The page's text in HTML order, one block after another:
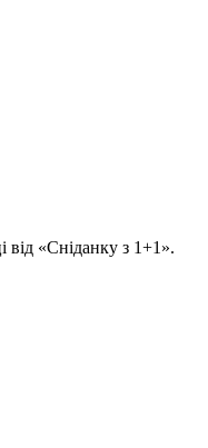
від «Сніданку з 1+1».